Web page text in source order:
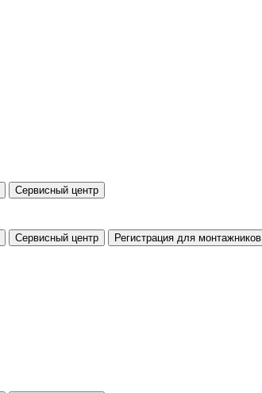
Сервисный центр
Сервисный центр Регистрация для монтажников